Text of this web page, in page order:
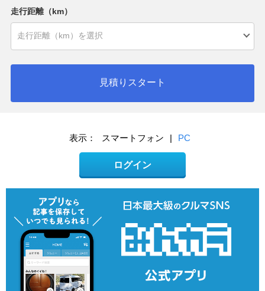
走行距離（km）
見積りスタート
表示： スマートフォン | PC
ログイン